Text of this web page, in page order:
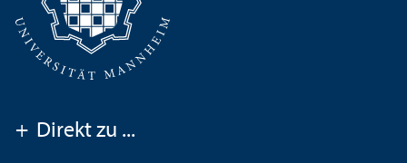
+ Direkt zu ...